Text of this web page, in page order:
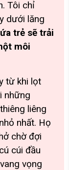
Tôi chỉ
dưới lăng
trẻ sẽ trải
môi
từ khi lọt
những
liêng
nhất. Họ
chờ đợi
cúi đầu
vọng